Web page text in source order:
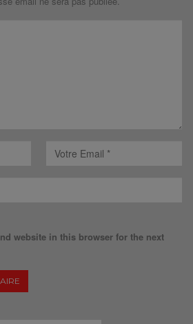
website in this browser for the next